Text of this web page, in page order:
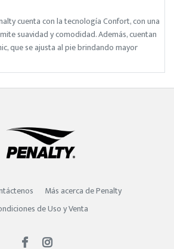
cuenta con la tecnología Confort, con una
suavidad y comodidad. Además, cuentan
que se ajusta al pie brindando mayor
Más acerca de Penalty
de Uso y Venta